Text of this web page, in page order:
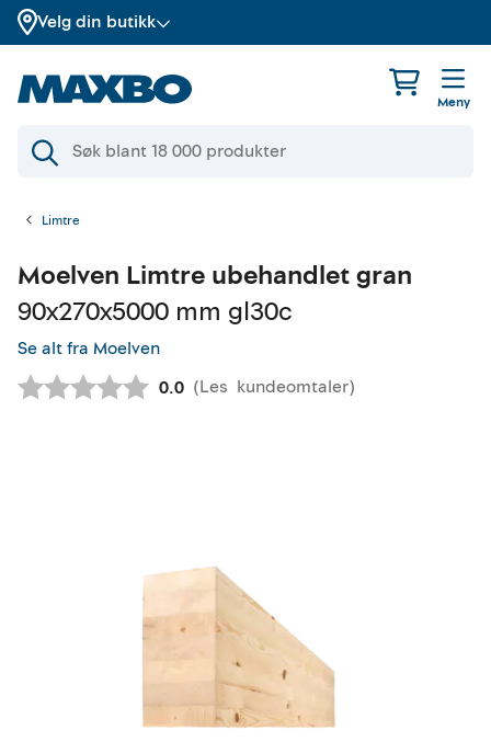
Velg din butikk
Meny
Limtre
Moelven Limtre ubehandlet gran
90x270x5000 mm gl30c
Se alt fra Moelven
Gjennomsnittskarakter:
0.0 (Les kundeomtaler)